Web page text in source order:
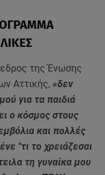
της Ένωσης
Αττικής, «δεν
για τα παιδιά
ο κόσμος στους
και πολλές
"τι το χρειάζεσαι
τη γυναίκα μου